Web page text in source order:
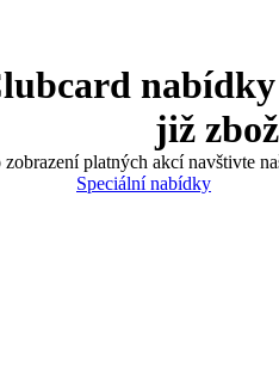
již
zobrazení platných akcí navštivte
Speciální nabídky